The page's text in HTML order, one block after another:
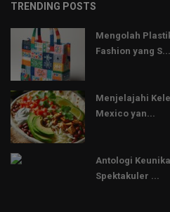
TRENDING POSTS
Mengolah
Fashion yang S...
Menjelajahi
Mexico yan...
Antologi
Spektakuler ...